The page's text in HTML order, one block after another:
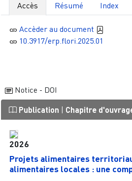
Accès Résumé Index
Accèder au document
10.3917/erp.flori.2025.01
Notice - DOI
Publication | Chapitre
2026
Projets alimentaires
alimentaires locales : une